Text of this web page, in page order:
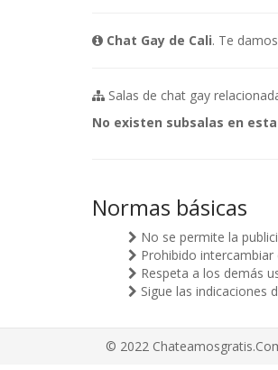
Chat Gay de Cali. Te
Salas de chat gay
No existen subsalas en
Normas básicas
No se permite la
Prohibido
Respeta a los demás
Sigue las indicaciones
© 2022